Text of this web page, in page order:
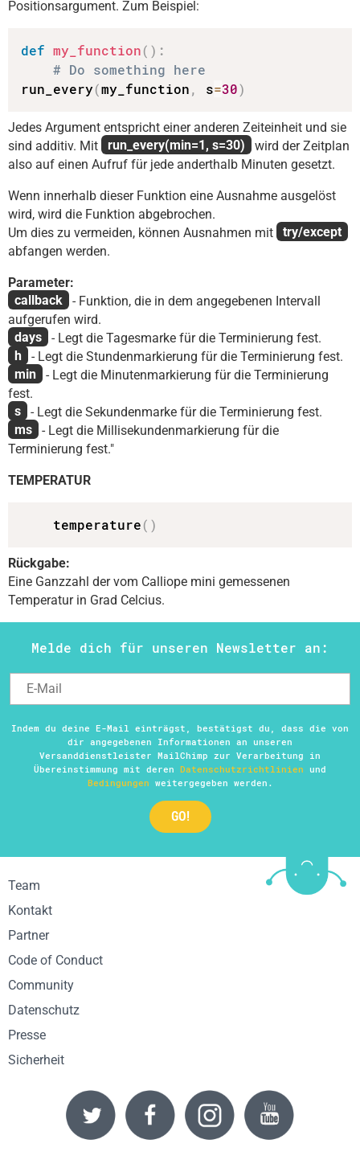
Positionsargument. Zum Beispiel:
def my_function( ) :
# Do something here
run_every(my_function, s=30)
Jedes Argument entspricht einer anderen Zeiteinheit und sie
sind additiv. Mit
run_every(min=1, s=30)
wird der Zeitplan
also auf einen Aufruf für jede anderthalb Minuten gesetzt.
Wenn innerhalb dieser Funktion eine Ausnahme ausgelöst
wird, wird die Funktion abgebrochen.
Um dies zu vermeiden, können Ausnahmen mit
try/except
abfangen werden.
Parameter:
callback
- Funktion, die in dem angegebenen Intervall
aufgerufen wird.
days
- Legt die Tagesmarke für die Terminierung fest.
h
- Legt die Stundenmarkierung für die Terminierung fest.
min
- Legt die Minutenmarkierung für die Terminierung
fest.
s
- Legt die Sekundenmarke für die Terminierung fest.
ms
- Legt die Millisekundenmarkierung für die
Terminierung fest."
TEMPERATUR
    temperature
( )
Rückgabe:
Eine Ganzzahl der vom Calliope mini gemessenen
Temperatur in Grad Celcius.
Melde dich für unseren Newsletter an:
Indem du deine E-Mail einträgst, bestätigst du, dass die von
dir angegebenen Informationen an unseren
Versanddienstleister MailChimp zur Verarbeitung in
Übereinstimmung mit deren Datenschutzrichtlinien und
Bedingungen weitergegeben werden.
Team
Kontakt
Partner
Code of Conduct
Community
Datenschutz
Presse
Sicherheit